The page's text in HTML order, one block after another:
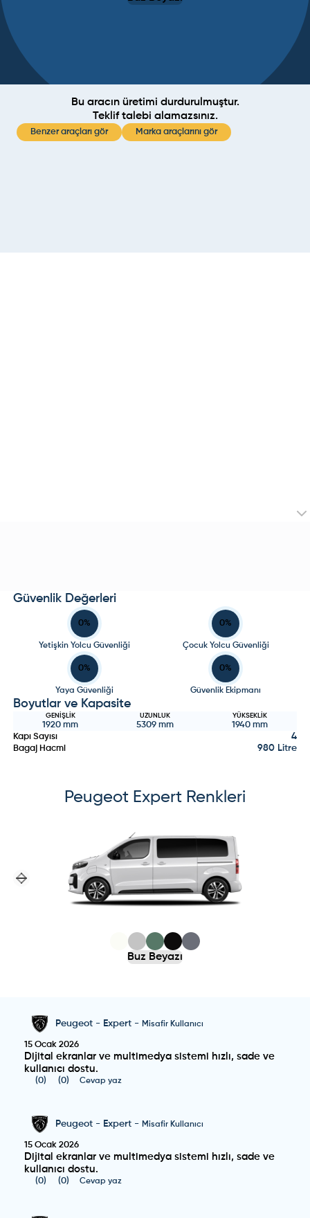
Bu aracın üretimi durdurulmuştur.
Teklif talebi alamazsınız.
Benzer araçları gör Marka araçlarını gör
Güvenlik Değerleri
0%
Yetişkin Yolcu Güvenliği
0%
Çocuk Yolcu Güvenliği
0%
Yaya Güvenliği
0%
Güvenlik Ekipmanı
Boyutlar ve Kapasite
GENIŞLIK
1920 mm
UZUNLUK
5309mm
YÜKSEKLIK
1940mm
Kapı Sayısı
4
Bagaj Hacmi 980 Litre
Peugeot Expert Renkleri
Previous slide
Next slide
Buz Beyazı
Peugeot - Expert - Misafir Kullanıcı
15 Ocak 2026
Dijital ekranlar ve multimedya sistemi hızlı, sade ve
kullanıcı dostu.
(0) (0) Cevap yaz
Peugeot - Expert - Misafir Kullanıcı
15 Ocak 2026
Dijital ekranlar ve multimedya sistemi hızlı, sade ve
kullanıcı dostu.
(0) (0) Cevap yaz